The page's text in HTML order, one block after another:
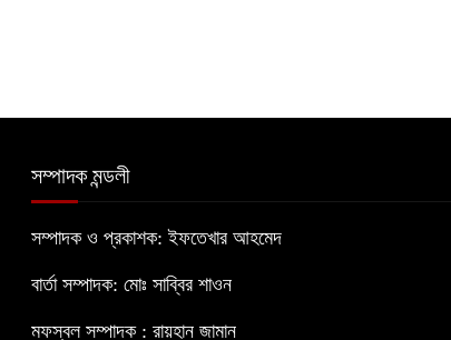
সম্পাদক মন্ডলী
সম্পাদক ও প্রকাশক: ইফতেখার আহমেদ
বার্তা সম্পাদক: মোঃ সাব্বির শাওন
মফস্বল সম্পাদক : রায়হান জামান